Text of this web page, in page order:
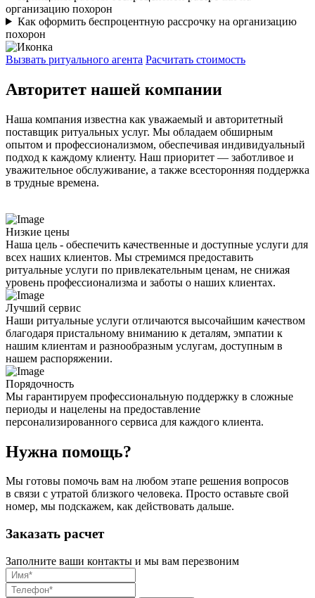
организацию похорон
Как оформить беспроцентную рассрочку на организацию
похорон
Вызвать ритуального агента Расчитать стоимость
Авторитет нашей компании
Наша компания известна как уважаемый и авторитетный
поставщик ритуальных услуг. Мы обладаем обширным
опытом и профессионализмом, обеспечивая индивидуальный
подход к каждому клиенту. Наш приоритет — заботливое и
уважительное обслуживание, а также всесторонняя поддержка
в трудные времена.
Низкие цены
Наша цель - обеспечить качественные и доступные услуги для
всех наших клиентов. Мы стремимся предоставить
ритуальные услуги по привлекательным ценам, не снижая
уровень профессионализма и заботы о наших клиентах.
Лучший сервис
Наши ритуальные услуги отличаются высочайшим качеством
благодаря пристальному вниманию к деталям, эмпатии к
нашим клиентам и разнообразным услугам, доступным в
нашем распоряжении.
Порядочность
Мы гарантируем профессиональную поддержку в сложные
периоды и нацелены на предоставление
персонализированного сервиса для каждого клиента.
Нужна помощь?
Мы готовы помочь вам на любом этапе решения вопросов
в связи с утратой близкого человека. Просто оставьте свой
номер, мы подскажем, как действовать дальше.
Заказать расчет
Заполните ваши контакты и мы вам перезвоним